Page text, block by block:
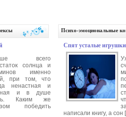
всего
солнца и
именно
при том, что
ненастная и
и в душе
Каким же
победить
Психо-эмоциональные
Спят усталые
написали книгу, а сон